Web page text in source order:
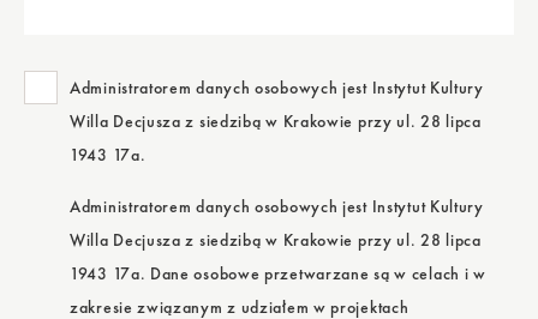
Administratorem danych osobowych jest Instytut Kultury
Willa Decjusza z siedzibą w Krakowie przy ul. 28 lipca
1943 17a.
Administratorem danych osobowych jest Instytut Kultury
Willa Decjusza z siedzibą w Krakowie przy ul. 28 lipca
1943 17a. Dane osobowe przetwarzane są w celach i w
zakresie związanym z udziałem w projektach